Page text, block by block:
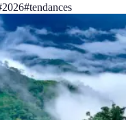
2026#tendances